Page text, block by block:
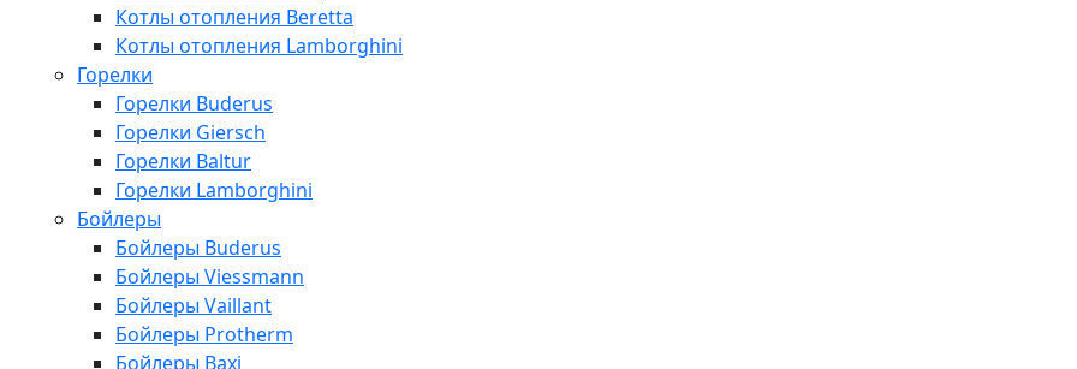
Котлы отопления Beretta
Котлы отопления Lamborghini
Горелки
Горелки Buderus
Горелки Giersch
Горелки Baltur
Горелки Lamborghini
Бойлеры
Бойлеры Buderus
Бойлеры Viessmann
Бойлеры Vaillant
Бойлеры Protherm
Бойлеры Baxi